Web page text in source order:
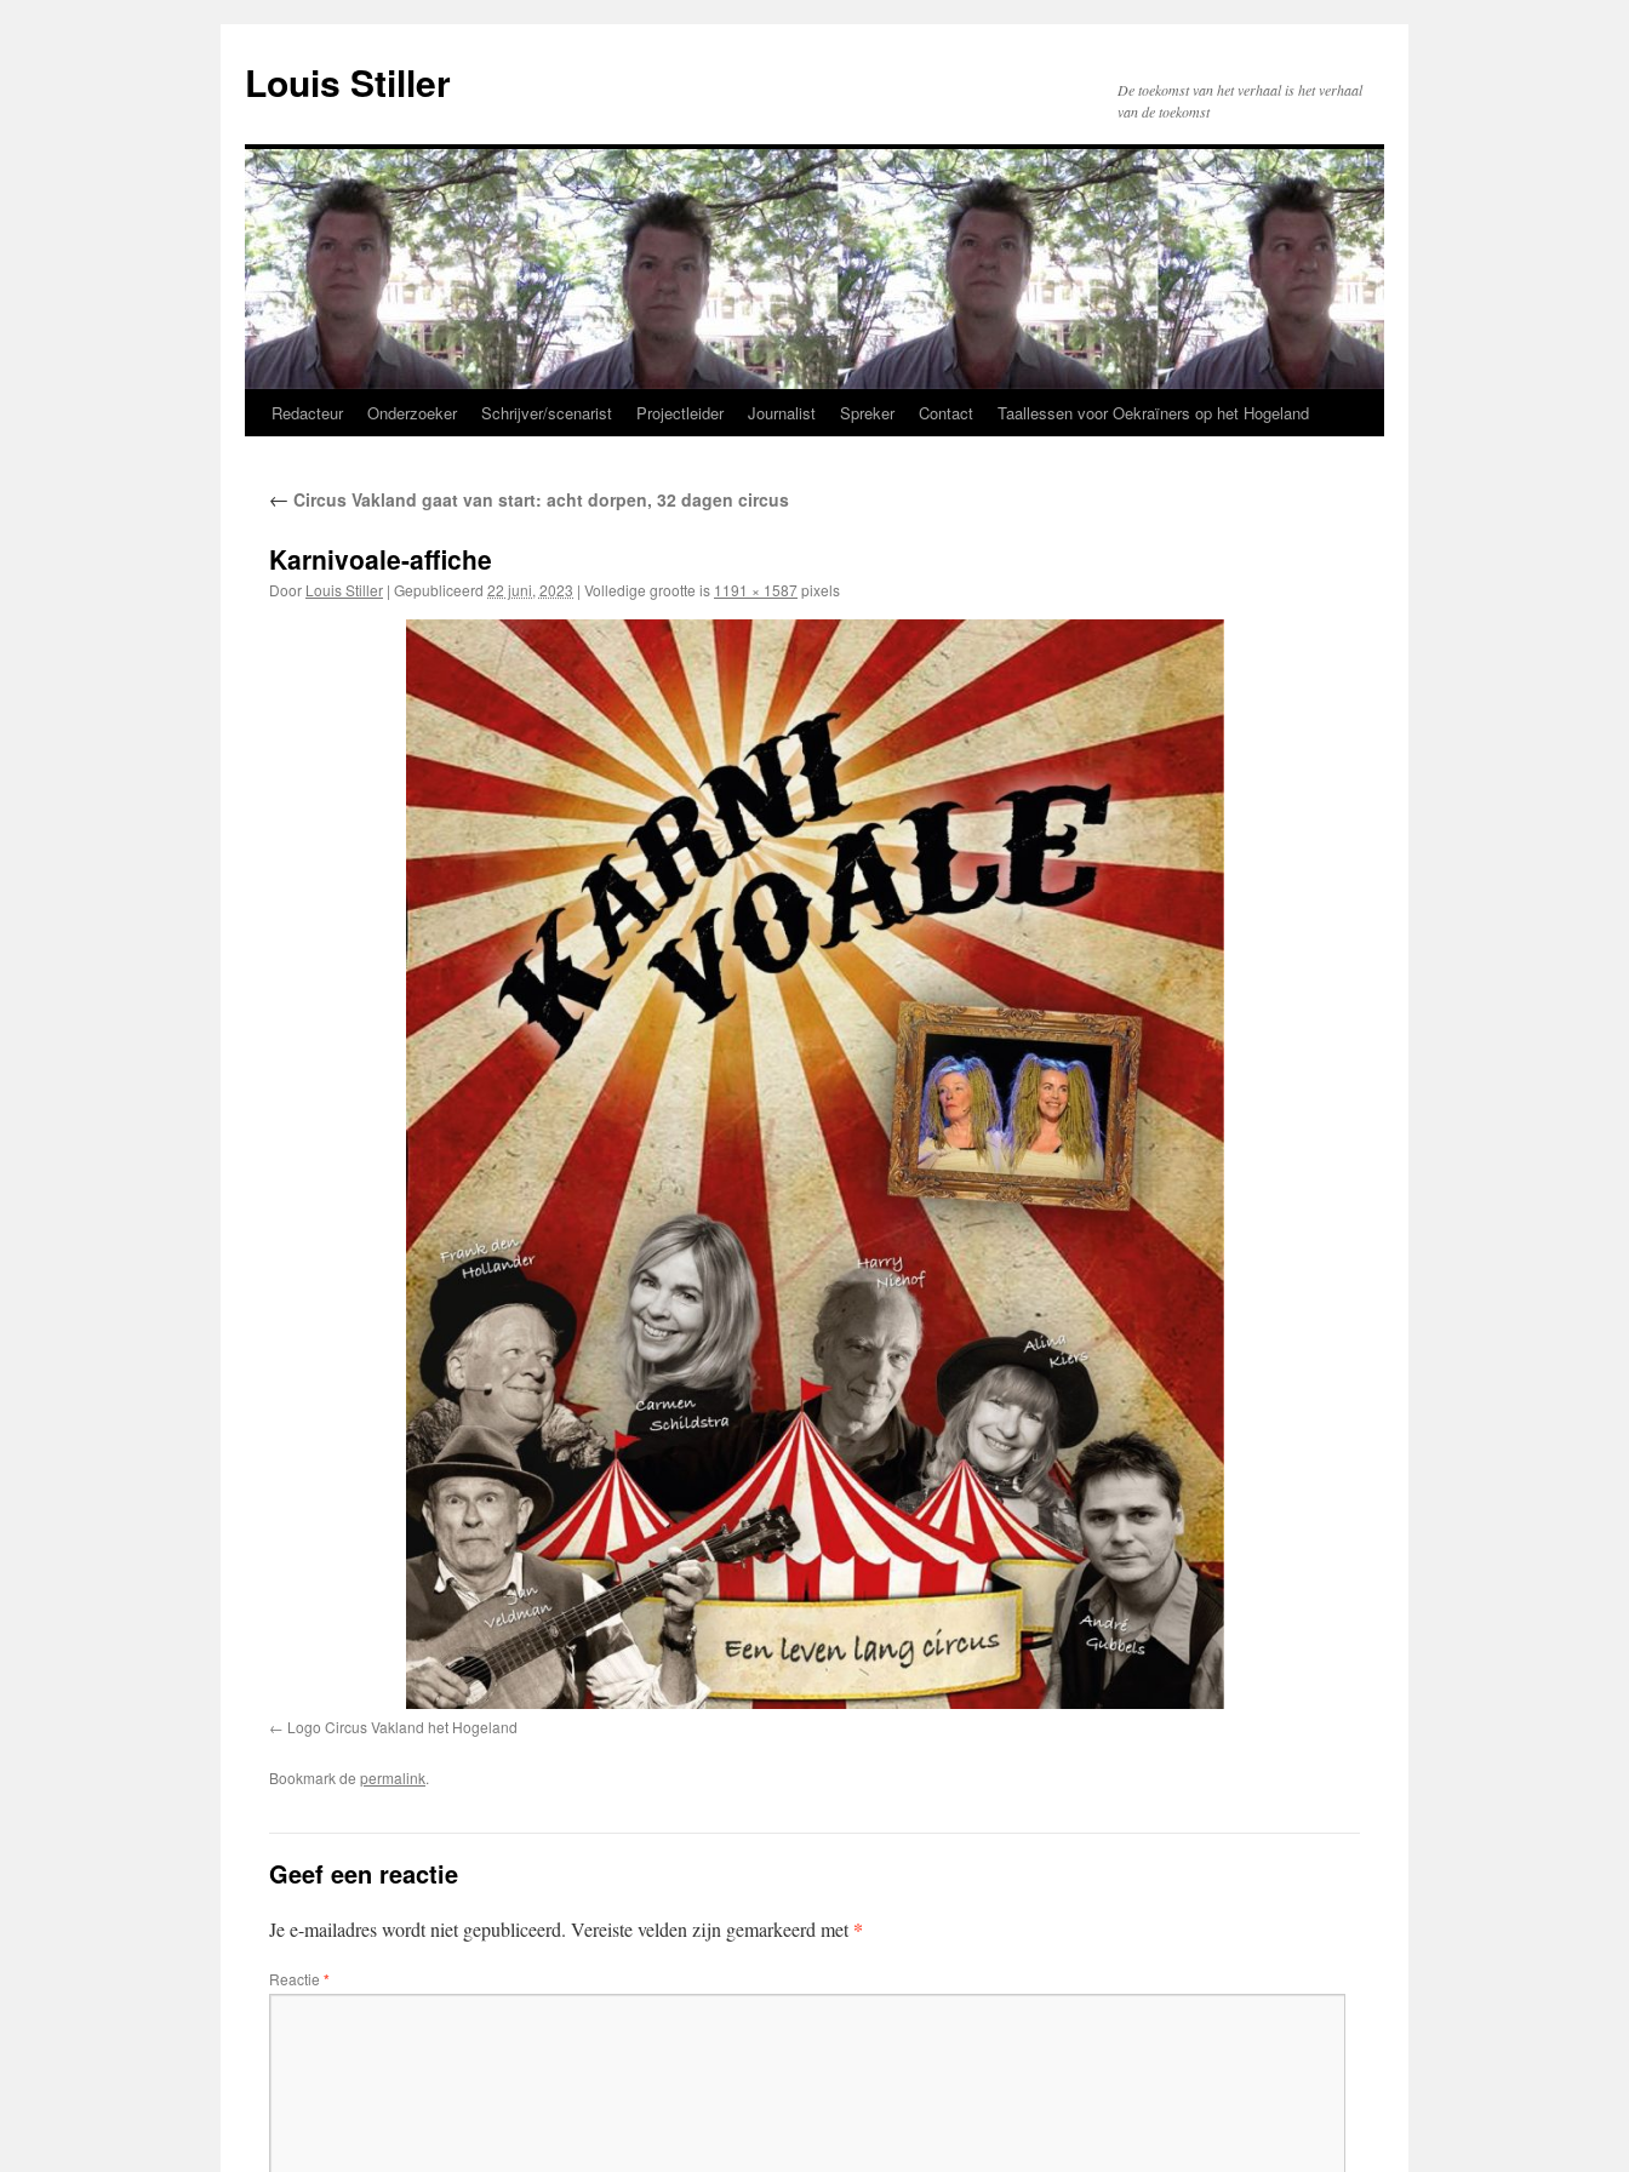
inhoud
Louis Stiller
De toekomst van het verhaal is het verhaal
van de toekomst
Redacteur Onderzoeker Schrijver/scenarist Projectleider Journalist Spreker Contact Taallessen voor Oekraïners op het Hogeland
← Circus Vakland gaat van start: acht dorpen, 32 dagen circus
Karnivoale-affiche
Door Louis Stiller | Gepubliceerd 22 juni, 2023 | Volledige grootte is 1191 × 1587pixels
Logo Circus Vakland het Hogeland
Bookmark de permalink.
Geef een reactie
Je e-mailadres wordt niet gepubliceerd. Vereiste velden zijn gemarkeerd met*
Reactie *